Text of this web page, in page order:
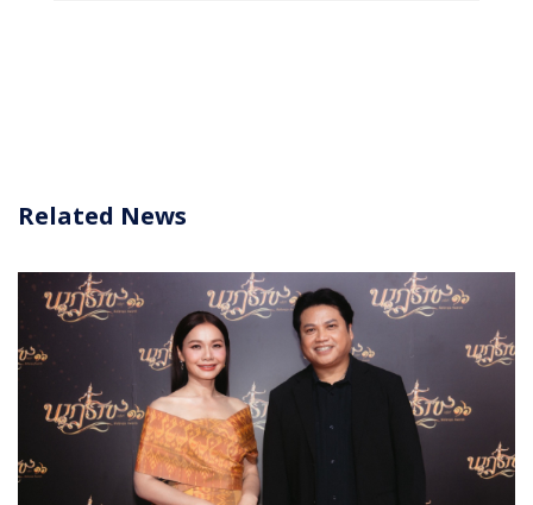
Related News